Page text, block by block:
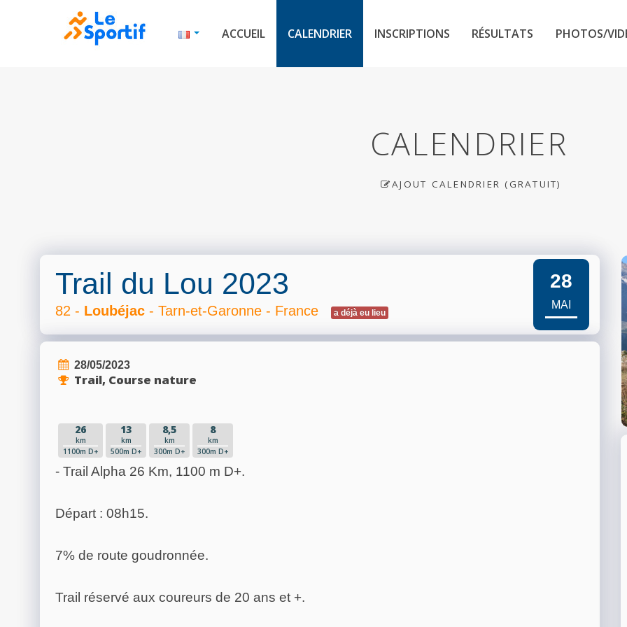
ACCUEIL CALENDRIER INSCRIPTIONS RÉSULTATS PHOTOS/
CALENDRIER
AJOUT CALENDRIER (GRATUIT)
Trail du Lou 2023
82 - Loubéjac - Tarn-et-Garonne - France a déjà eu lieu
28
MAI
28/05/2023
Trail, Course nature
26
km
1100m D+
13
km
500m D+
8,5
km
300m D+
8
km
300m D+
- Trail Alpha 26 Km, 1100 m D+.
Départ : 08h15.
7% de route goudronnée.
Trail réservé aux coureurs de 20 ans et +.